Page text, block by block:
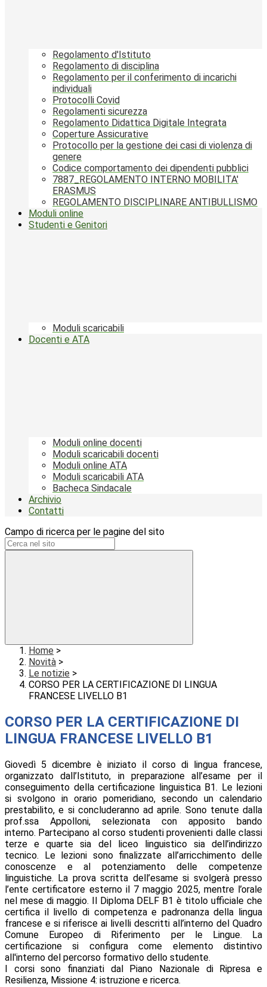
Regolamento d'Istituto
Regolamento di disciplina
Regolamento per il conferimento di incarichi
individuali
Protocolli Covid
Regolamenti sicurezza
Regolamento Didattica Digitale Integrata
Coperture Assicurative
Protocollo per la gestione dei casi di violenza di
genere
Codice comportamento dei dipendenti pubblici
7887_REGOLAMENTO INTERNO MOBILITA'
ERASMUS
REGOLAMENTO DISCIPLINARE ANTIBULLISMO
Moduli online
Studenti e Genitori
Moduli scaricabili
Docenti e ATA
Moduli online docenti
Moduli scaricabili docenti
Moduli online ATA
Moduli scaricabili ATA
Bacheca Sindacale
Archivio
Contatti
Campo di ricerca per le pagine del sito
Home >
Novità >
Le notizie >
CORSO PER LA CERTIFICAZIONE DI LINGUA
FRANCESE LIVELLO B1
CORSO PER LA CERTIFICAZIONE DI
LINGUA FRANCESE LIVELLO B1
Giovedì 5 dicembre è iniziato il corso di lingua francese,
organizzato dall’Istituto, in preparazione all’esame per il
conseguimento della certificazione linguistica B1. Le lezioni
si svolgono in orario pomeridiano, secondo un calendario
prestabilito, e si concluderanno ad aprile. Sono tenute dalla
prof.ssa Appolloni, selezionata con apposito bando
interno. Partecipano al corso studenti provenienti dalle classi
terze e quarte sia del liceo linguistico sia dell’indirizzo
tecnico. Le lezioni sono finalizzate all’arricchimento delle
conoscenze e al potenziamento delle competenze
linguistiche. La prova scritta dell’esame si svolgerà presso
l’ente certificatore esterno il 7 maggio 2025, mentre l’orale
nel mese di maggio. Il Diploma DELF B1 è titolo ufficiale che
certifica il livello di competenza e padronanza della lingua
francese e si riferisce ai livelli descritti all’interno del Quadro
Comune Europeo di Riferimento per le Lingue. La
certificazione si configura come elemento distintivo
all'interno del percorso formativo dello studente.
I corsi sono finanziati dal Piano Nazionale di Ripresa e
Resilienza, Missione 4: istruzione e ricerca.